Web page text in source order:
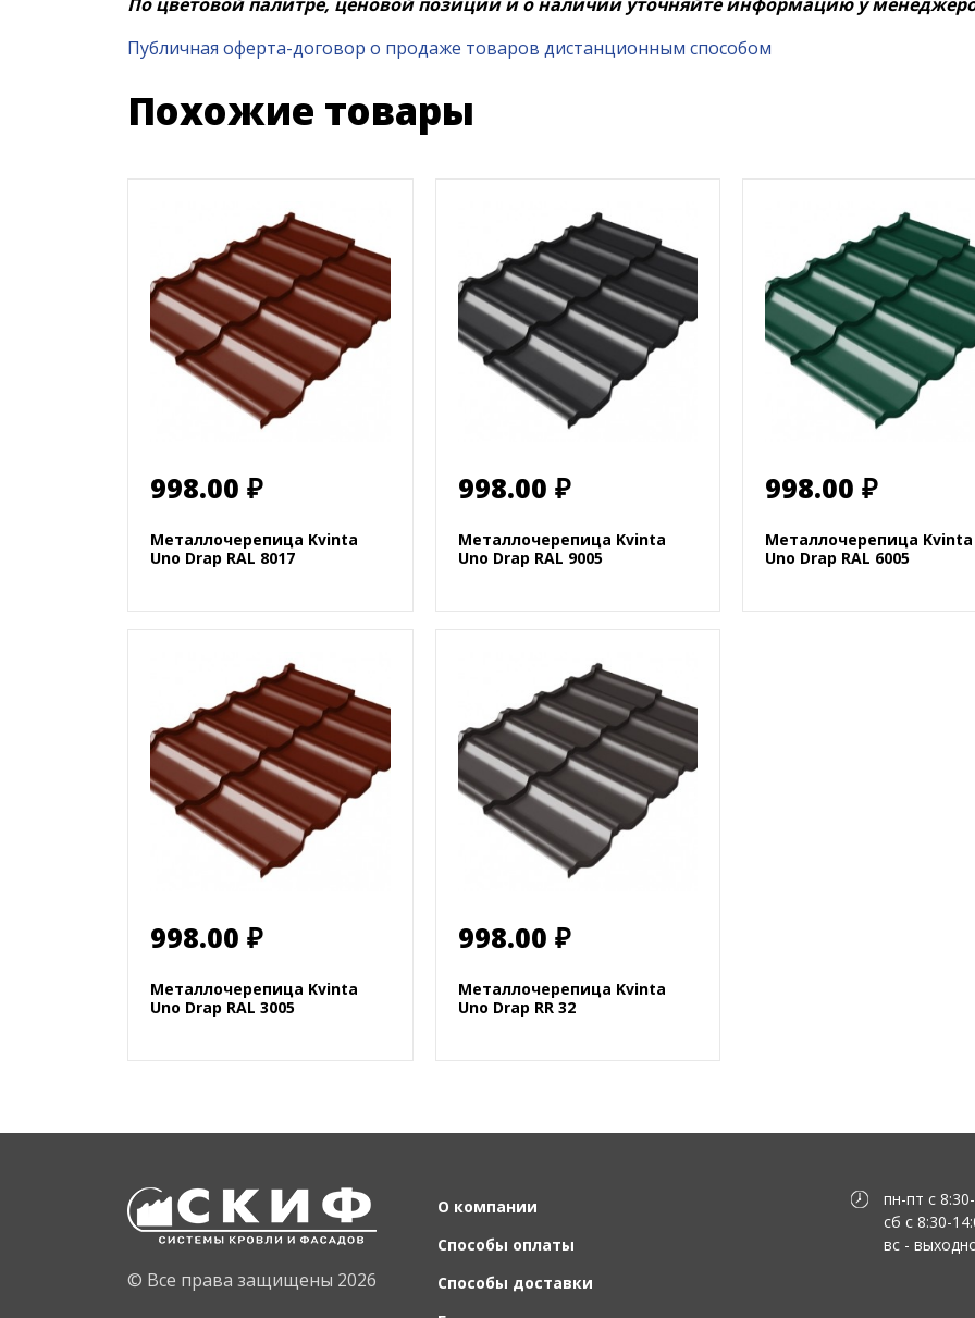
Публичная оферта-договор о продаже товаров дистанционным способом
Похожие товары
998.00 ₽
Металлочерепица Kvinta
Uno Drap RAL 8017
998.00 ₽
Металлочерепица Kvinta
Uno Drap RAL 9005
998.00 ₽
Металлочерепица Kvinta
Uno Drap RAL 6005
998.00 ₽
Металлочерепица Kvinta
Uno Drap RAL 3005
998.00 ₽
Металлочерепица Kvinta
Uno Drap RR 32
© Все права защищены 2026
О компании
Способы оплаты
Способы доставки
пн-пт с
сб с 8:30-
вс -